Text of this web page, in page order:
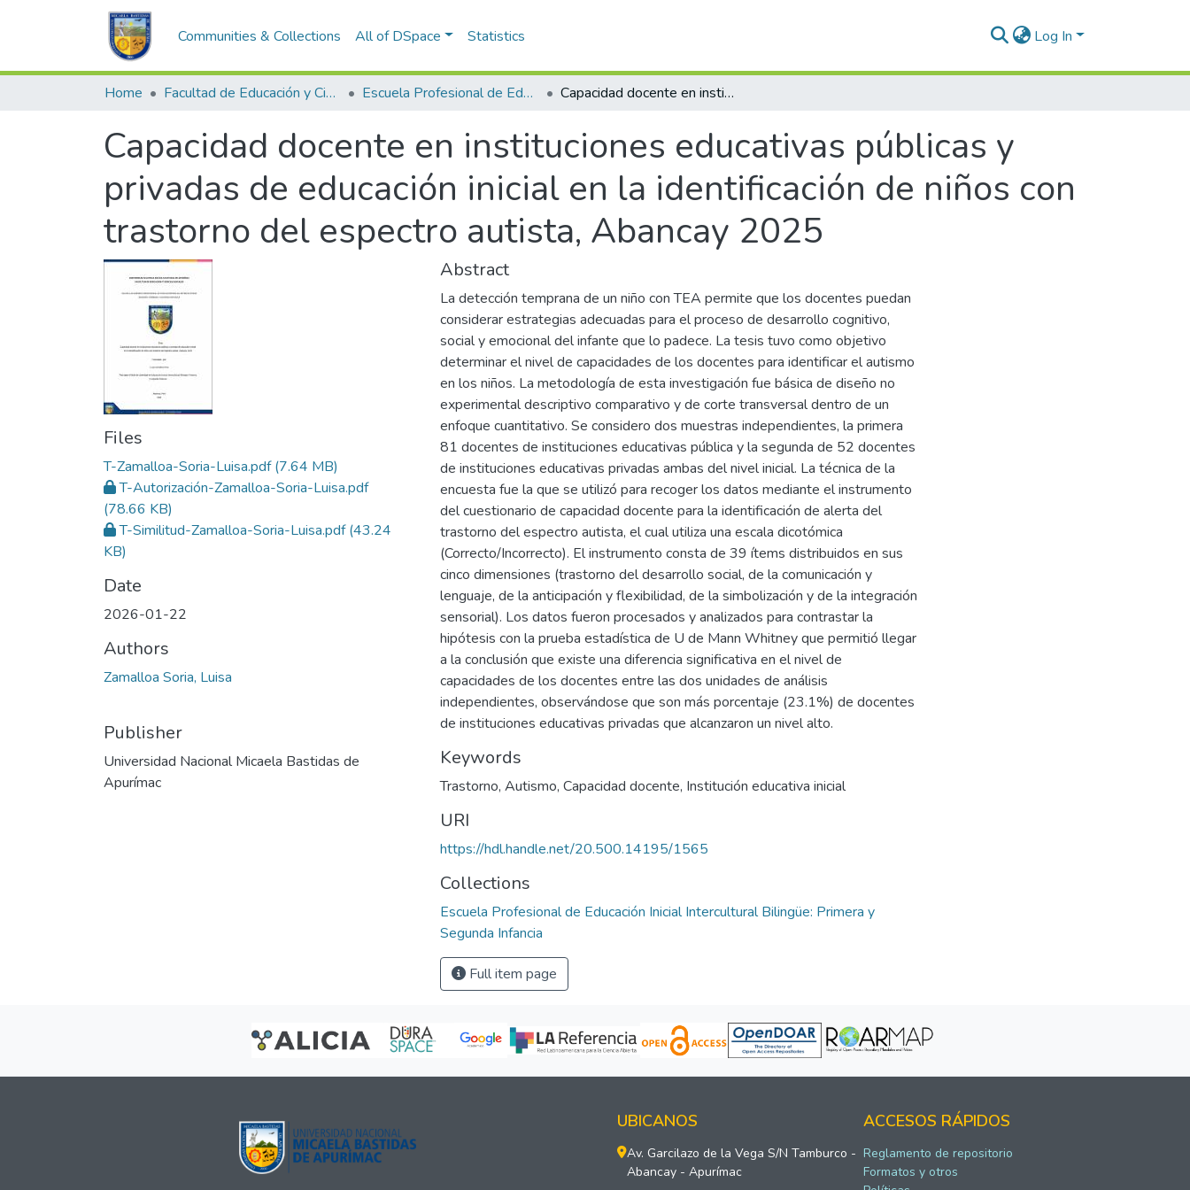
Communities & Collections All of DSpace Statistics Log In
Home Facultad de Educación y Ciencias Sociales Escuela Profesional de Educación Inicial Intercultural Bilingüe: Primera y Segunda Infancia Capacidad docente en instituciones educativas públicas y privadas de educación inicial en la identificación de niños con trastorno del espectro autista, Abancay 2025
Capacidad docente en instituciones educativas públicas y
privadas de educación inicial en la identificación de niños con
trastorno del espectro autista, Abancay 2025
Files
T-Zamalloa-Soria-Luisa.pdf(7.64 MB)
T-Autorización-Zamalloa-Soria-Luisa.pdf
(78.66 KB)
T-Similitud-Zamalloa-Soria-Luisa.pdf(43.24
KB)
Date
2026-01-22
Authors
Zamalloa Soria, Luisa
Publisher
Universidad Nacional Micaela Bastidas de
Apurímac
Abstract
La detección temprana de un niño con TEA permite que los docentes puedan
considerar estrategias adecuadas para el proceso de desarrollo cognitivo,
social y emocional del infante que lo padece. La tesis tuvo como objetivo
determinar el nivel de capacidades de los docentes para identificar el autismo
en los niños. La metodología de esta investigación fue básica de diseño no
experimental descriptivo comparativo y de corte transversal dentro de un
enfoque cuantitativo. Se considero dos muestras independientes, la primera
81 docentes de instituciones educativas pública y la segunda de 52 docentes
de instituciones educativas privadas ambas del nivel inicial. La técnica de la
encuesta fue la que se utilizó para recoger los datos mediante el instrumento
del cuestionario de capacidad docente para la identificación de alerta del
trastorno del espectro autista, el cual utiliza una escala dicotómica
(Correcto/Incorrecto). El instrumento consta de 39 ítems distribuidos en sus
cinco dimensiones (trastorno del desarrollo social, de la comunicación y
lenguaje, de la anticipación y flexibilidad, de la simbolización y de la integración
sensorial). Los datos fueron procesados y analizados para contrastar la
hipótesis con la prueba estadística de U de Mann Whitney que permitió llegar
a la conclusión que existe una diferencia significativa en el nivel de
capacidades de los docentes entre las dos unidades de análisis
independientes, observándose que son más porcentaje (23.1%) de docentes
de instituciones educativas privadas que alcanzaron un nivel alto.
Keywords
Trastorno, Autismo, Capacidad docente, Institución educativa inicial
URI
https://hdl.handle.net/20.500.14195/1565
Collections
Escuela Profesional de Educación Inicial Intercultural Bilingüe: Primera y
Segunda Infancia
Full item page
UBICANOS
Av. Garcilazo de la Vega S/N Tamburco -
Abancay - Apurímac
ACCESOS RÁPIDOS
Reglamento de repositorio
Formatos y otros